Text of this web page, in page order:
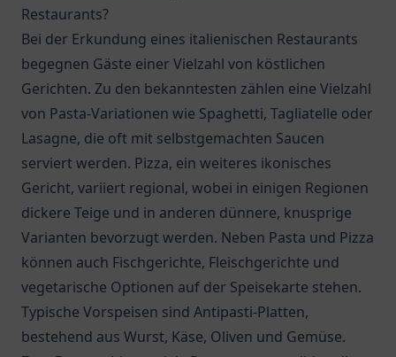
Restaurants?
Bei der Erkundung eines italienischen Restaurants
begegnen Gäste einer Vielzahl von köstlichen
Gerichten. Zu den bekanntesten zählen eine Vielzahl
von Pasta-Variationen wie Spaghetti, Tagliatelle oder
Lasagne, die oft mit selbstgemachten Saucen
serviert werden. Pizza, ein weiteres ikonisches
Gericht, variiert regional, wobei in einigen Regionen
dickere Teige und in anderen dünnere, knusprige
Varianten bevorzugt werden. Neben Pasta und Pizza
können auch Fischgerichte, Fleischgerichte und
vegetarische Optionen auf der Speisekarte stehen.
Typische Vorspeisen sind Antipasti-Platten,
bestehend aus Wurst, Käse, Oliven und Gemüse.